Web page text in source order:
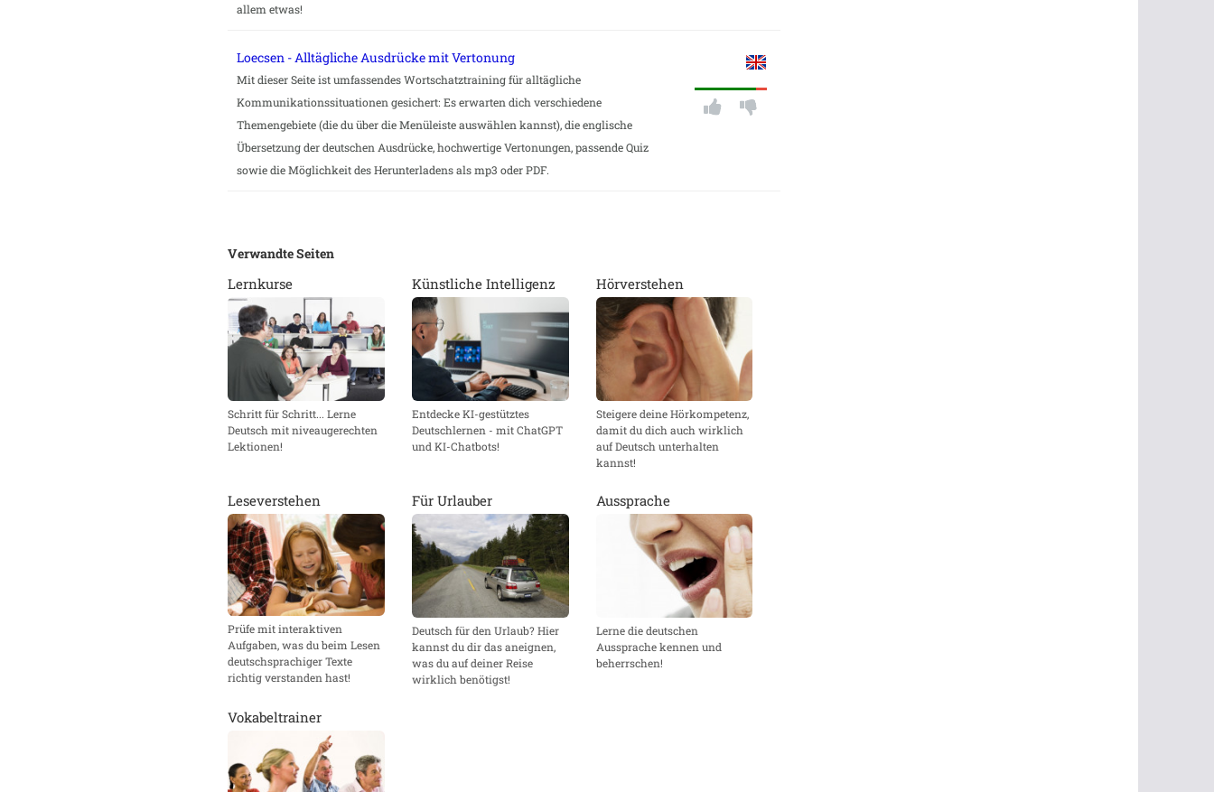
allem etwas!
Loecsen - Alltägliche Ausdrücke mit Vertonung
Mit dieser Seite ist umfassendes Wortschatztraining für alltägliche
Kommunikationssituationen gesichert: Es erwarten dich verschiedene
Themengebiete (die du über die Menüleiste auswählen kannst), die englische
Übersetzung der deutschen Ausdrücke, hochwertige Vertonungen, passende Quiz
sowie die Möglichkeit des Herunterladens als mp3 oder PDF.
Verwandte Seiten
Lernkurse
Schritt für Schritt... Lerne
Deutsch mit niveaugerechten
Lektionen!
Künstliche Intelligenz
Entdecke KI-gestütztes
Deutschlernen - mit ChatGPT
und KI-Chatbots!
Hörverstehen
Steigere deine Hörkompetenz,
damit du dich auch wirklich
auf Deutsch unterhalten
kannst!
Leseverstehen
Prüfe mit interaktiven
Aufgaben, was du beim Lesen
deutschsprachiger Texte
richtig verstanden hast!
Für Urlauber
Deutsch für den Urlaub? Hier
kannst du dir das aneignen,
was du auf deiner Reise
wirklich benötigst!
Aussprache
Lerne die deutschen
Aussprache kennen und
beherrschen!
Vokabeltrainer